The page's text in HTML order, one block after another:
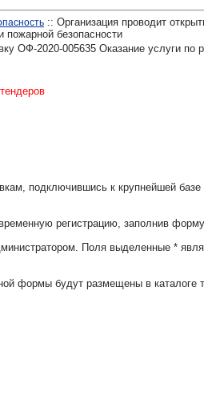
:: Организация проводит
пожарной безопасности
ОФ-2020-005635 Оказание услуги по
подключившись к крупнейшей базе
регистрацию, заполнив форму
Поля выделенные *
формы будут размещены в каталоге